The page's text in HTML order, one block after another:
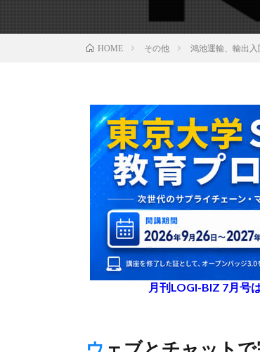
HOME その他 鴻池運輸、輸出
月刊LOGI-BIZ 7月号